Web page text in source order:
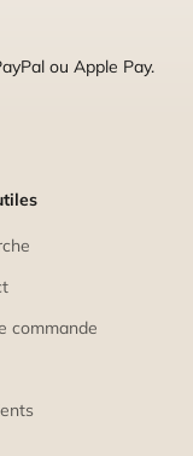
ou Apple Pay.
commande